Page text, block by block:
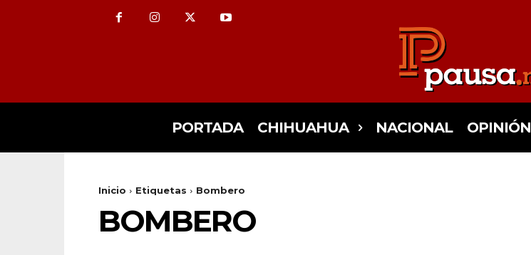
PORTADA CHIHUAHUA NACIONAL OPINIÓN
Inicio Etiquetas Bombero
BOMBERO